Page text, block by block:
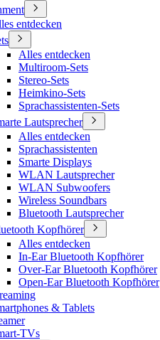
entdecken
Alles entdecken
Multiroom-Sets
Stereo-Sets
Heimkino-Sets
Sprachassistenten-Sets
Lautsprecher
Alles entdecken
Sprachassistenten
Smarte Displays
WLAN Lautsprecher
WLAN Subwoofers
Wireless Soundbars
Bluetooth Lautsprecher
Kopfhörer
Alles entdecken
In-Ear Bluetooth Kopfhörer
Over-Ear Bluetooth Kopfhörer
Open-Ear Bluetooth Kopfhörer
& Tablets
TVs